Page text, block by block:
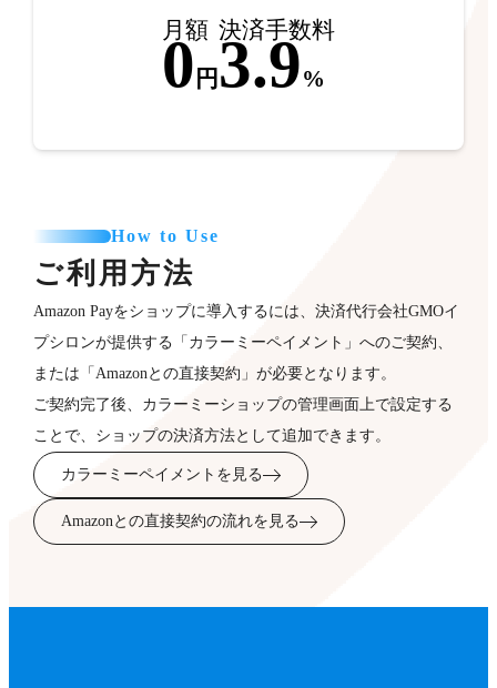
月額
0円
決済手数料
3.9%
How to Use
ご利用方法
Amazon Payをショップに導入するには、決済代行会社GMOイ
プシロンが提供する「カラーミーペイメント」へのご契約、
または「Amazonとの直接契約」が必要となります。
ご契約完了後、カラーミーショップの管理画面上で設定する
ことで、ショップの決済方法として追加できます。
カラーミーペイメントを見る
Amazonとの直接契約の流れを見る